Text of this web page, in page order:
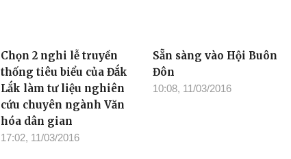
Chọn 2 nghi lễ truyền
thống tiêu biểu của Đắk
Lắk làm tư liệu nghiên
cứu chuyên ngành Văn
hóa dân gian
17:02, 11/03/2016
Sẵn sàng vào Hội Buôn
Đôn
10:08, 11/03/2016